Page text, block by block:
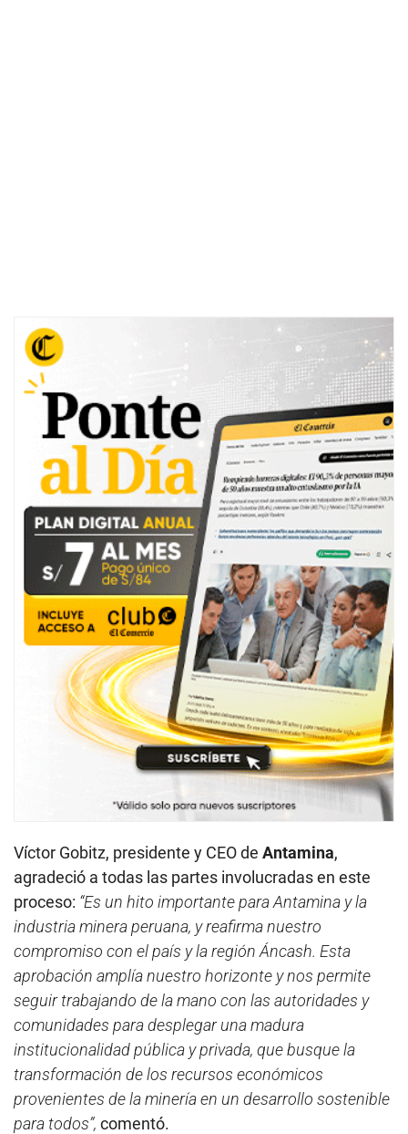
Víctor Gobitz, presidente y CEO de Antamina,
agradeció a todas las partes involucradas en este
proceso: “Es un hito importante para Antamina y la
industria minera peruana, y reafirma nuestro
compromiso con el país y la región Áncash. Esta
aprobación amplía nuestro horizonte y nos permite
seguir trabajando de la mano con las autoridades y
comunidades para desplegar una madura
institucionalidad pública y privada, que busque la
transformación de los recursos económicos
provenientes de la minería en un desarrollo sostenible
para todos”, comentó.